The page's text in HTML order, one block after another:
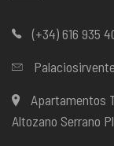
(+34) 616 935
Apartamentos
Altozano Serrano